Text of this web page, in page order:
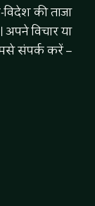
की ताजा
विचार या
संपर्क करें –